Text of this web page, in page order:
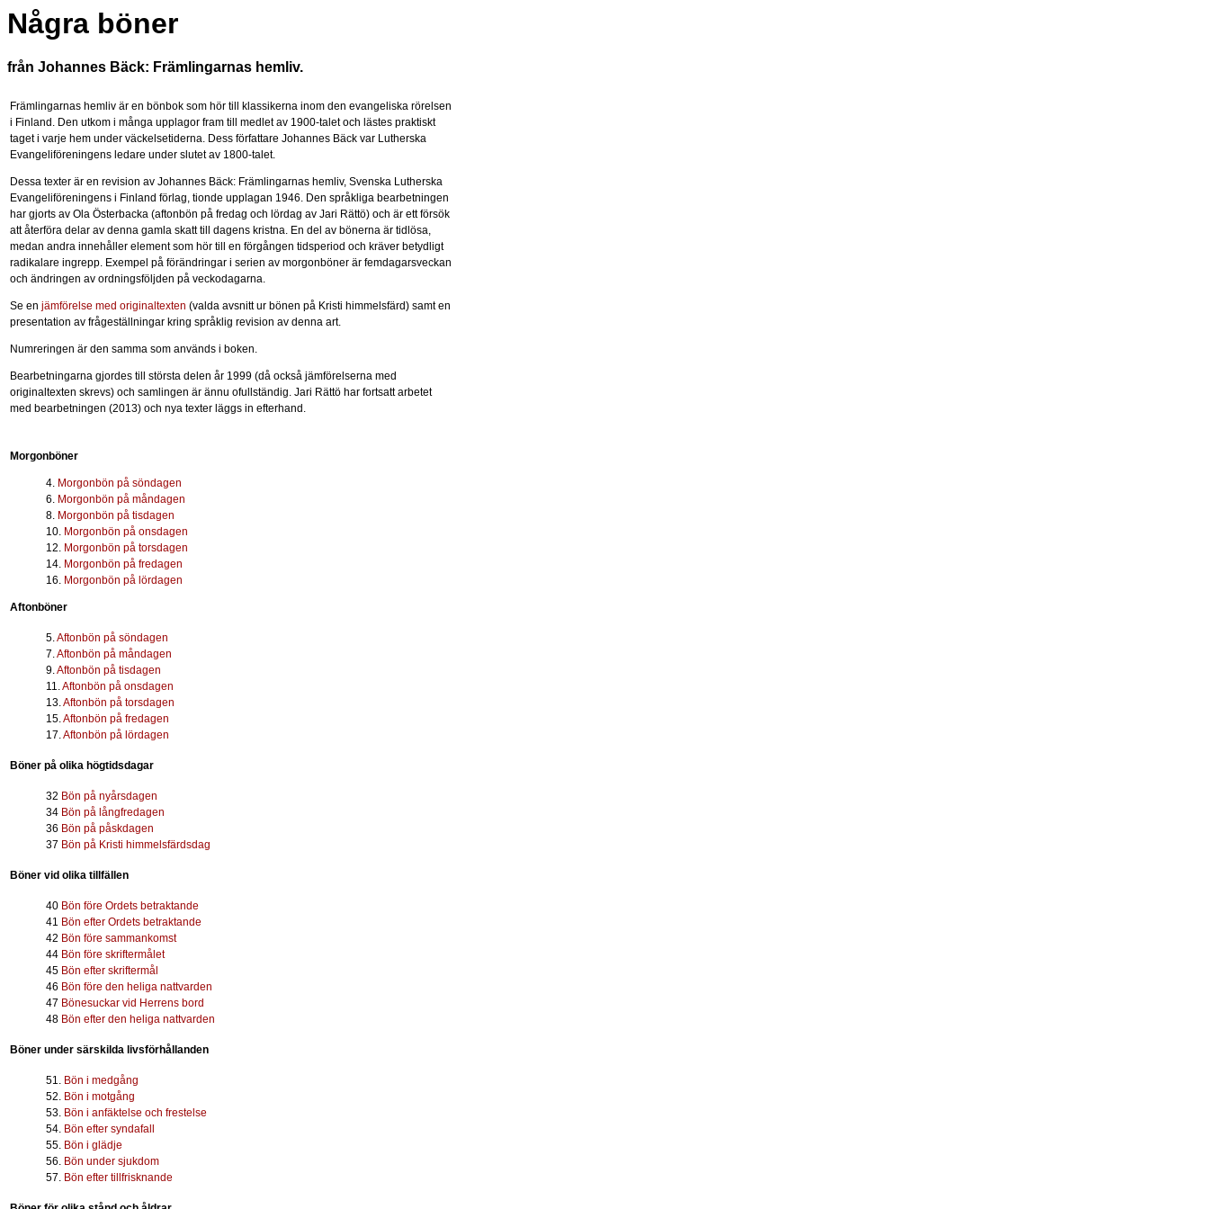
Några böner
från Johannes Bäck: Främlingarnas hemliv.
Främlingarnas hemliv är en bönbok som hör till klassikerna inom den evangeliska rörelsen
i Finland. Den utkom i många upplagor fram till medlet av 1900-talet och lästes praktiskt
taget i varje hem under väckelsetiderna. Dess författare Johannes Bäck var Lutherska
Evangeliföreningens ledare under slutet av 1800-talet.
Dessa texter är en revision av Johannes Bäck: Främlingarnas hemliv, Svenska Lutherska
Evangeliföreningens i Finland förlag, tionde upplagan 1946. Den språkliga bearbetningen
har gjorts av Ola Österbacka (aftonbön på fredag och lördag av Jari Rättö) och är ett försök
att återföra delar av denna gamla skatt till dagens kristna. En del av bönerna är tidlösa,
medan andra innehåller element som hör till en förgången tidsperiod och kräver betydligt
radikalare ingrepp. Exempel på förändringar i serien av morgonböner är femdagarsveckan
och ändringen av ordningsföljden på veckodagarna.
Se en jämförelse med originaltexten (valda avsnitt ur bönen på Kristi himmelsfärd) samt en
presentation av frågeställningar kring språklig revision av denna art.
Numreringen är den samma som används i boken.
Bearbetningarna gjordes till största delen år 1999 (då också jämförelserna med
originaltexten skrevs) och samlingen är ännu ofullständig. Jari Rättö har fortsatt arbetet
med bearbetningen (2013) och nya texter läggs in efterhand.
Morgonböner
4. Morgonbön på söndagen
6. Morgonbön på måndagen
8. Morgonbön på tisdagen
10. Morgonbön på onsdagen
12. Morgonbön på torsdagen
14. Morgonbön på fredagen
16. Morgonbön på lördagen
Aftonböner
5. Aftonbön på söndagen
7. Aftonbön på måndagen
9. Aftonbön på tisdagen
11. Aftonbön på onsdagen
13. Aftonbön på torsdagen
15. Aftonbön på fredagen
17. Aftonbön på lördagen
Böner på olika högtidsdagar
32 Bön på nyårsdagen
34 Bön på långfredagen
36 Bön på påskdagen
37 Bön på Kristi himmelsfärdsdag
Böner vid olika tillfällen
40 Bön före Ordets betraktande
41 Bön efter Ordets betraktande
42 Bön före sammankomst
44 Bön före skriftermålet
45 Bön efter skriftermål
46 Bön före den heliga nattvarden
47 Bönesuckar vid Herrens bord
48 Bön efter den heliga nattvarden
Böner under särskilda livsförhållanden
51. Bön i medgång
52. Bön i motgång
53. Bön i anfäktelse och frestelse
54. Bön efter syndafall
55. Bön i glädje
56. Bön under sjukdom
57. Bön efter tillfrisknande